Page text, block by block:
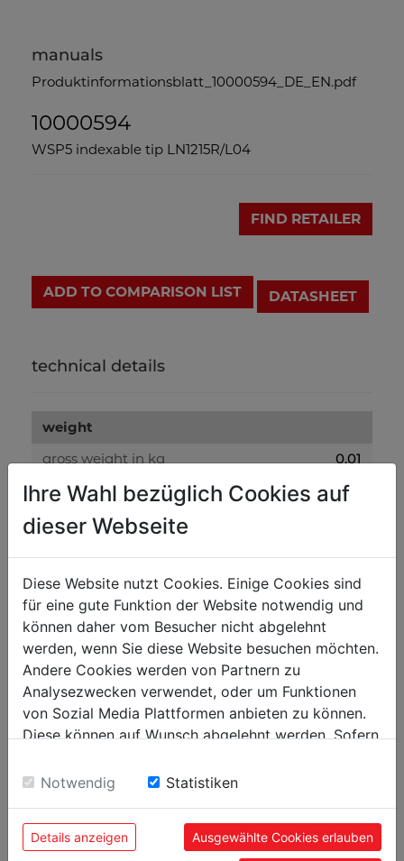
manuals
Produktinformationsblatt_10000594_DE_EN.pdf
10000594
WSP5 indexable tip LN1215R/L04
FIND RETAILER
ADD TO COMPARISON LIST DATASHEET
technical details
weight
gross weight in kg
0.01
net weight in kg
0.01
packaging width in mm
0
packaging length in mm
0
packaging height in mm
general data
EAN code
9120058377044
POPULAR PRODUCTS
Ihre Wahl bezüglich Cookies auf
dieser Webseite
Diese Website nutzt Cookies. Einige Cookies sind
für eine gute Funktion der Website notwendig und
können daher vom Besucher nicht abgelehnt
werden, wenn Sie diese Website besuchen möchten.
Andere Cookies werden von Partnern zu
Analysezwecken verwendet, oder um Funktionen
von Sozial Media Plattformen anbieten zu können.
Diese können auf Wunsch abgelehnt werden. Sofern
Einwilligung zu unseren Cookies.
Notwendig Statistiken
Details anzeigen Ausgewählte Cookies erlauben